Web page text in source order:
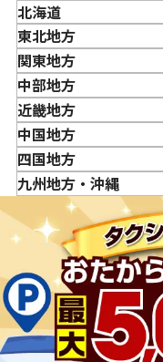
「金・貴金属の買取
金・貴金属はいつ売
が違うって本当です
貴金属の売り時はい
北海道
東北地方
青森県
岩手県
宮城県
秋田県
山形県
福島県
関東地方
東京都
神奈川県
埼玉県
千葉県
茨城県
栃木県
群馬県
中部地方
新潟県
富山県
石川県
山梨県
長野県
岐阜県
静岡県
愛知県
近畿地方
三重県
滋賀県
京都府
兵庫県
奈良県
和歌山県
中国地方
鳥取県
島根県
広島県
山口県
四国地方
徳島県
愛媛県
九州地方・沖縄
佐賀県
長崎県
熊本県
大分県
宮崎県
鹿児島県